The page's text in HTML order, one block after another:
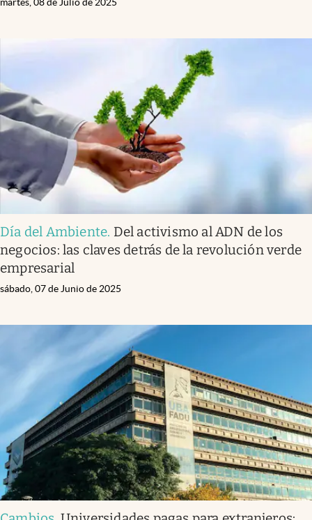
Día del Ambiente. Del activismo al ADN de los
negocios: las claves detrás de la revolución verde
empresarial
sábado, 07 de Junio de 2025